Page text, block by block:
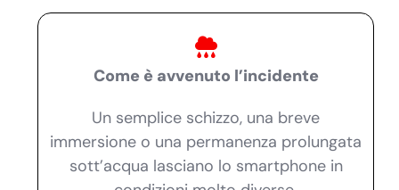
Come è avvenuto l’incidente
Un semplice schizzo, una breve
immersione o una permanenza prolungata
sott’acqua lasciano lo smartphone in